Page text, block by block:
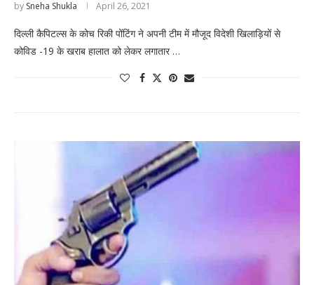
by Sneha Shukla April 26, 2021
दिल्ली कैपिटल्स के कोच रिकी पोंटिंग ने अपनी टीम में मौजूद विदेशी खिलाड़ियों से
कोविड -19 के खराब हालात को लेकर लगातार …